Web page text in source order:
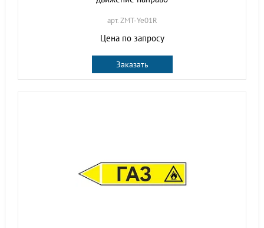
арт. ZMT-Ye01R
Цена по запросу
Заказать